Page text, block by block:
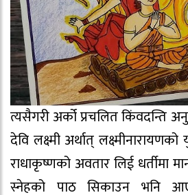
त्यसैगरी अर्को प्रचलित किंवदन्ति
देवि लक्ष्मी अर्थात्
राधाकृष्णको अवतार लिई धर्तीमा
स्नेहको पाठ सिकाउन भनि